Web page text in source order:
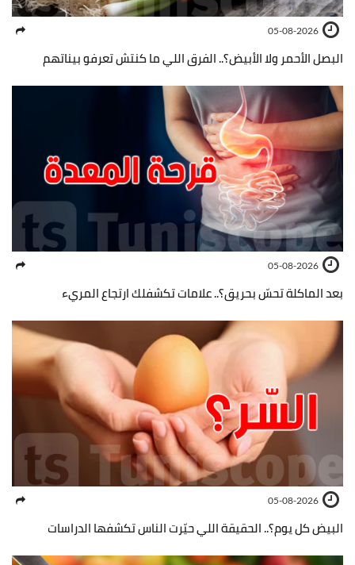
05-08-2026
البصل الأحمر ولا الأبيض؟.. الفرق اللي ما كنتش تعرفو بيناتهم
05-08-2026
بعد الماكلة تحسّ بحريق؟.. علامات تكشفلك ارتجاع المريء
05-08-2026
البيض كل يوم؟.. الحقيقة اللي حيّرت الناس تكشفها الدراسات